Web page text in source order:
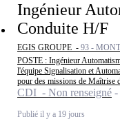
Ingénieur
Conduite H/F
EGIS GROUPE - 93 -
POSTE : Ingénieur
l'équipe Signalisation et
pour des missions de Maîtrise
CDI - Non renseigné
Publié il y a 19 jours